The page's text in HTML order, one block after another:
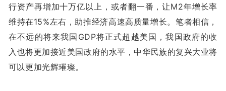
行资产再增加十万亿以上，或者翻一番，让M2年增长率
维持在15%左右，助推经济高速高质量增长。笔者相信，
在不远的将来我国GDP将正式超越美国，我国政府的收
入也将更加接近美国政府的水平，中华民族的复兴大业将
可以更加光辉璀璨。